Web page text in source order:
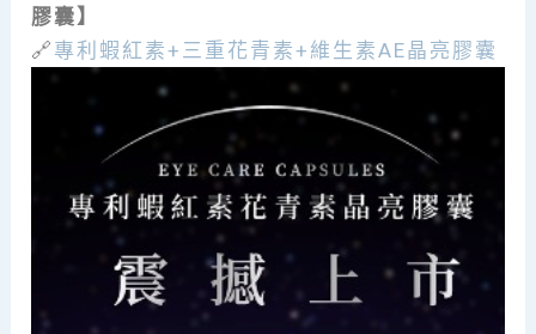
膠囊】
🔗 專利蝦紅素+三重花青素+維生素AE晶亮膠囊